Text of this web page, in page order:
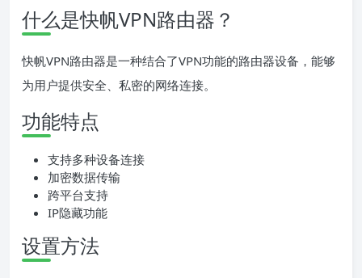
什么是快帆VPN路由器？
快帆VPN路由器是一种结合了VPN功能的路由器设备，能够
为用户提供安全、私密的网络连接。
功能特点
支持多种设备连接
加密数据传输
跨平台支持
IP隐藏功能
设置方法